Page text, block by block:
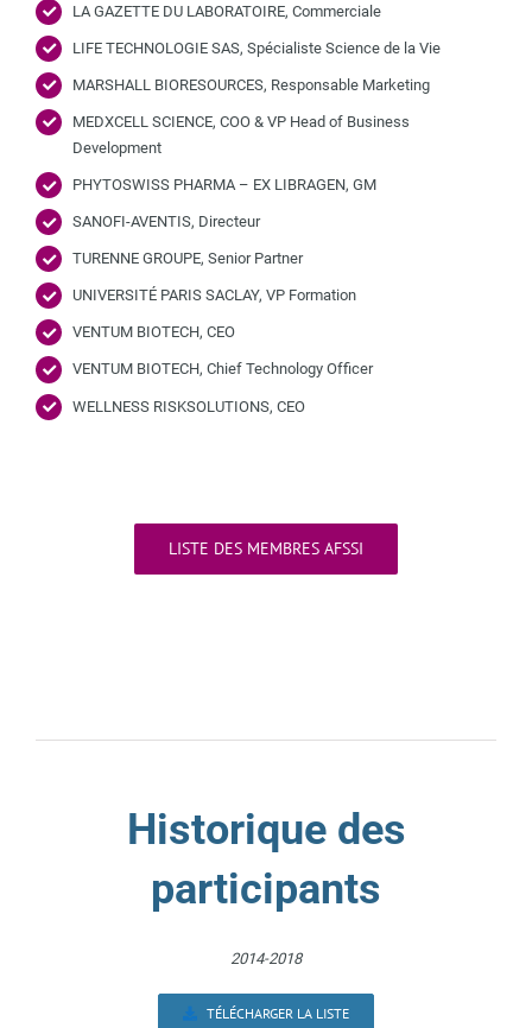
LA GAZETTE DU LABORATOIRE, Commerciale
LIFE TECHNOLOGIE SAS, Spécialiste Science de la Vie
MARSHALL BIORESOURCES, Responsable Marketing
MEDXCELL SCIENCE, COO & VP Head of Business
Development
PHYTOSWISS PHARMA – EX LIBRAGEN, GM
SANOFI-AVENTIS, Directeur
TURENNE GROUPE, Senior Partner
UNIVERSITÉ PARIS SACLAY, VP Formation
VENTUM BIOTECH, CEO
VENTUM BIOTECH, Chief Technology Officer
WELLNESS RISKSOLUTIONS, CEO
LISTE DES MEMBRES AFSSI
Historique des
participants
2014-2018
TÉLÉCHARGER LA LISTE